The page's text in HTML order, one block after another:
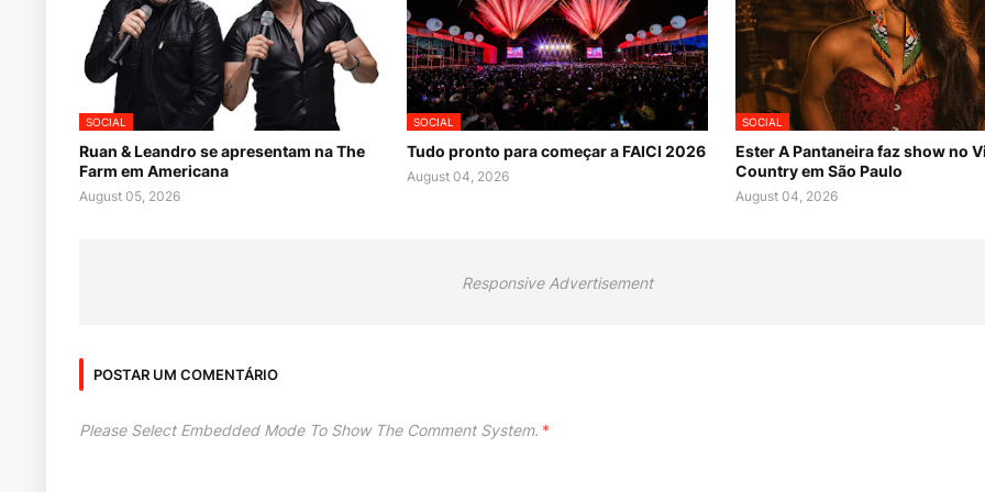
SOCIAL
Ruan & Leandro se apresentam na The
Farm em Americana
August 05, 2026
SOCIAL
Tudo pronto para começar a FAICI 2026
August 04, 2026
SOCIAL
Ester A Pantaneira faz show no
Country em São Paulo
August 04, 2026
Responsive Advertisement
POSTAR UM COMENTÁRIO
Please Select Embedded Mode To Show The Comment System. *